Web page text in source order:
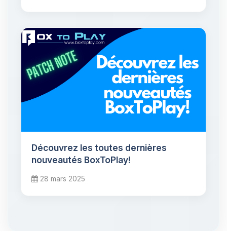
Découvrez les toutes dernières
nouveautés BoxToPlay!
28 mars 2025